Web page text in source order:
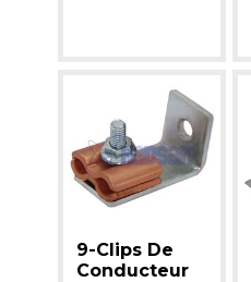
9-Clips De
Conducteur